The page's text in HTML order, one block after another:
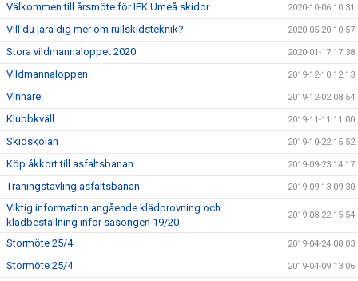
Välkommen till årsmöte för IFK Umeå skidor 2020-10-06 10:31
Vill du lära dig mer om rullskidsteknik? 2020-05-20 10:57
Stora vildmannaloppet 2020 2020-01-17 17:38
Vildmannaloppen 2019-12-10 12:13
Vinnare! 2019-12-02 08:54
Klubbkväll 2019-11-11 11:00
Skidskolan 2019-10-22 15:52
Köp åkkort till asfaltsbanan 2019-09-23 14:17
Träningstävling asfaltsbanan 2019-09-13 09:30
Viktig information angående klädprovning och
klädbeställning inför säsongen 19/20
2019-08-22 15:54
Stormöte 25/4 2019-04-24 08:03
Stormöte 25/4 2019-04-09 13:06